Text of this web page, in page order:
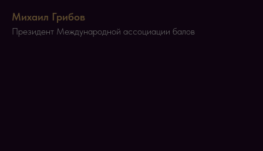
Михаил Грибов
Президент Международной ассоциации балов